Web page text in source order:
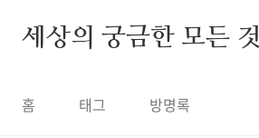
세상의 궁금한 모든 것
홈 태그 방명록